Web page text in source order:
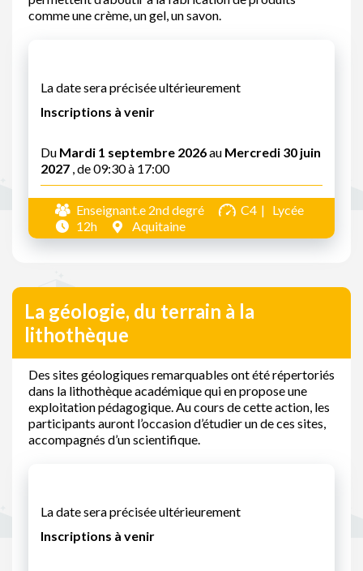
comme une crème, un gel, un savon.
La date sera précisée ultérieurement
Inscriptions à venir
Du Mardi 1 septembre 2026au Mercredi 30 juin
2027 , de 09:30 à 17:00
Enseignant.e 2nd degré C4
Lycée
12h
Aquitaine
La géologie, du terrain à la
lithothèque
Des sites géologiques remarquables ont été répertoriés
dans la lithothèque académique qui en propose une
exploitation pédagogique. Au cours de cette action, les
participants auront l’occasion d’étudier un de ces sites,
accompagnés d’un scientifique.
La date sera précisée ultérieurement
Inscriptions à venir